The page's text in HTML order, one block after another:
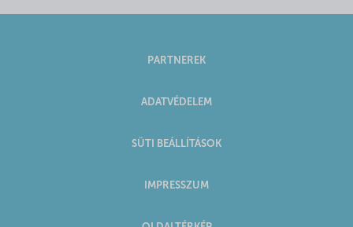
PARTNEREK
ADATVÉDELEM
SÜTI BEÁLLÍTÁSOK
IMPRESSZUM